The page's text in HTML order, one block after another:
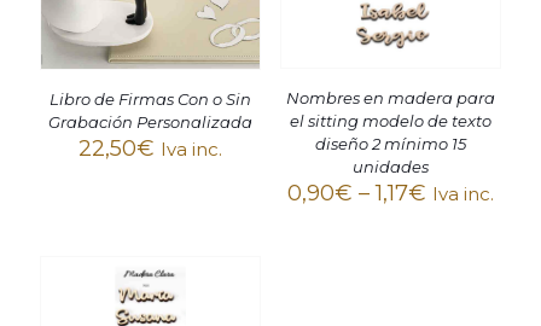
Libro de Firmas Con o Sin
Grabación Personalizada
22,50€ Iva inc.
Nombres en madera para
el sitting modelo de texto
diseño 2 mínimo 15
unidades
0,90€ –1,17€ Iva inc.